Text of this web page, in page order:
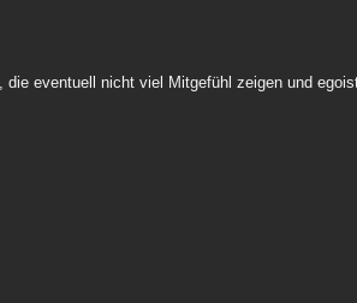
eventuell nicht viel Mitgefühl zeigen und